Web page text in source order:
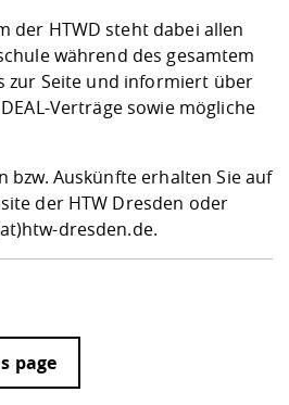
der HTWD steht dabei allen
während des gesamtem
zur Seite und informiert über
Verträge sowie mögliche
Auskünfte erhalten Sie auf
der HTW Dresden oder
dresden.de.
page